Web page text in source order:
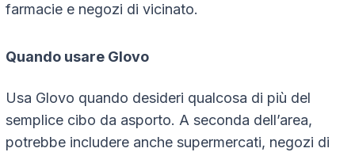
farmacie e negozi di vicinato.
Quando usare Glovo
Usa Glovo quando desideri qualcosa di più del
semplice cibo da asporto. A seconda dell’area,
potrebbe includere anche supermercati, negozi di